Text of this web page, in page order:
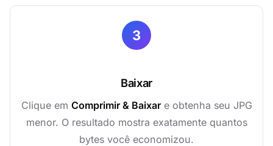
3
Baixar
Clique em Comprimir & Baixare obtenha seu JPG
menor. O resultado mostra exatamente quantos
bytes você economizou.